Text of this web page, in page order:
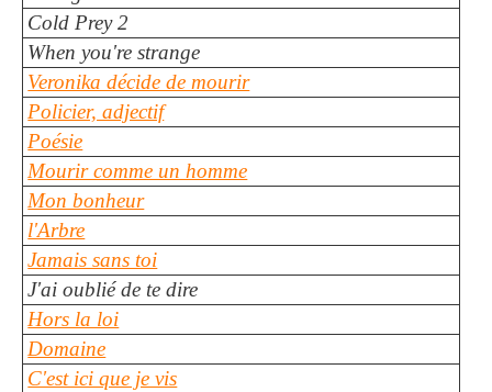
Cold Prey 2
When you're strange
Veronika décide de mourir
Policier, adjectif
Poésie
Mourir comme un homme
Mon bonheur
l'Arbre
Jamais sans toi
J'ai oublié de te dire
Hors la loi
Domaine
C'est ici que je vis